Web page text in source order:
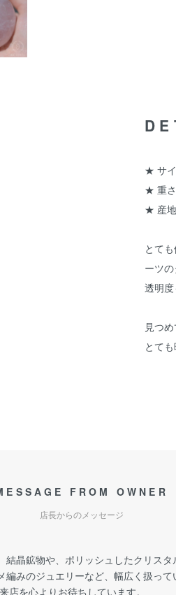
★ サ
★ 重
★ 産
とて
ーツの
透明
見つ
とて
FROM OWNER
店長からのメッセージ
結晶鉱物や、ポリッシュしたクリス
編みのジュエリーなど、幅広く扱っ
店を心よりお待ちしています。